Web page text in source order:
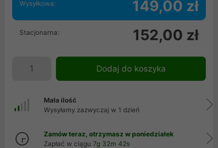
Wysyłkowa: 149,00 zł
Stacjonarna: 152,00 zł
Dodaj do koszyka
Mała ilość
Wysyłamy zazwyczaj w 1 dzień
Zamów teraz, otrzymasz w poniedziałek
Zapłać w ciągu 7g 32m 42s